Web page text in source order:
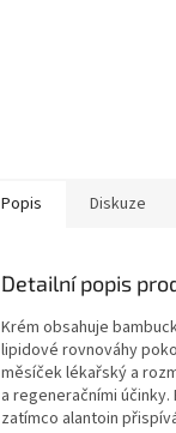
Popis Diskuze
Detailní popis
Krém obsahuje
lipidové rovnováhy
měsíček lékařský a
a regeneračními
zatímco alantoin